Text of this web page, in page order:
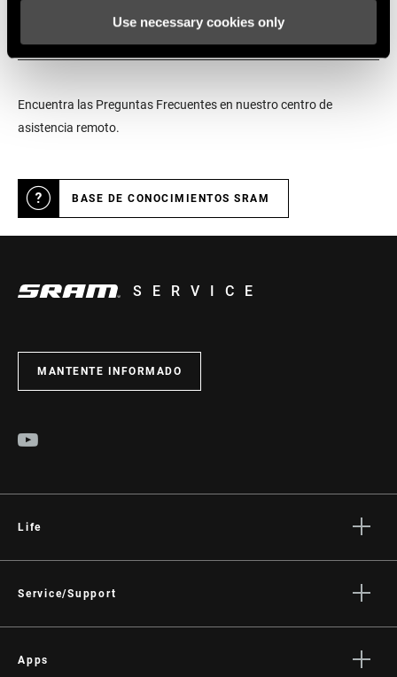
Use necessary cookies only
Soporte online
Encuentra las Preguntas Frecuentes en nuestro centro de
asistencia remoto.
BASE DE CONOCIMIENTOS SRAM
SERVICE
MANTENTE INFORMADO
Life
Cultura
Service/Support
Dealer Support
Apps